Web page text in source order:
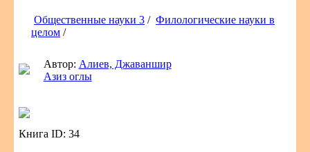
Общественные науки 3 / Филологические науки в
целом /
Автор: Алиев, Джаваншир
Азиз оглы
Книга ID: 34